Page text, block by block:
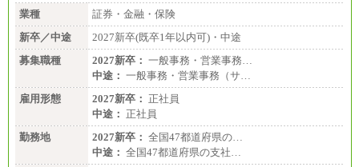
業種
証券・金融・保険
新卒／中途
2027新卒(既卒1年以内可)・中途
募集職種
2027新卒： 一般事務・営業事務…
中途： 一般事務・営業事務（サ…
雇用形態
2027新卒： 正社員
中途： 正社員
勤務地
2027新卒： 全国47都道府県の…
中途： 全国47都道府県の支社…